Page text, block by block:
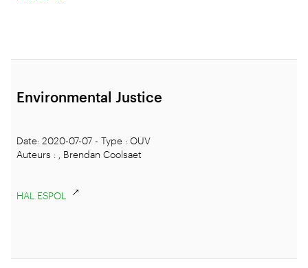
Environmental Justice
Date: 2020-07-07 - Type : OUV
Auteurs : , Brendan Coolsaet
HAL ESPOL